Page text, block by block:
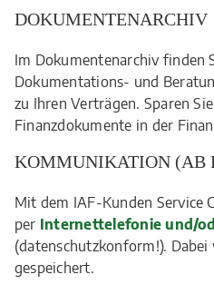
DOKUMENTENARCHIV
Im Dokumentenarchiv finden
Dokumentations- und
zu Ihren Verträgen. Sparen
Finanzdokumente in der
KOMMUNIKATION (AB
Mit dem IAF-Kunden Service
per Internettelefonie und/
(datenschutzkonform!).
gespeichert.